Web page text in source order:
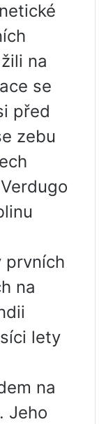
na
se
před
zebu
prvních
na
lety
na
Jeho